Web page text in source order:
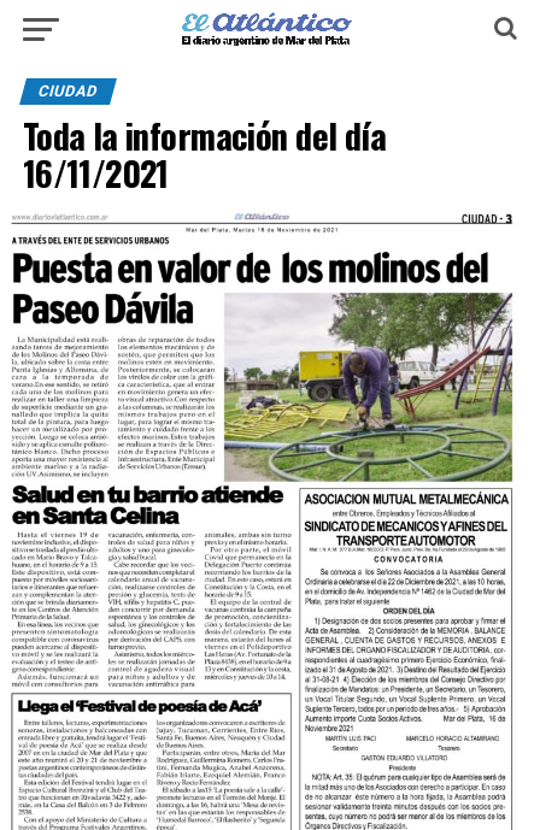
CIUDAD
Toda la información del día
16/11/2021